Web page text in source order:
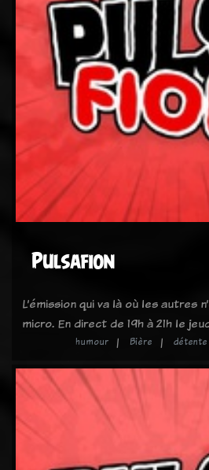
Pulsafion
L’émission qui va là où les autres
micro. En direct de 19h à 21h le
humour Bière détente